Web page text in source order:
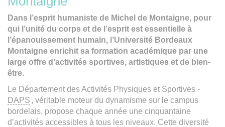
Dans l’esprit humaniste de Michel de Montaigne, pour
qui l’unité du corps et de l’esprit est essentielle à
l’épanouissement humain, l’Université Bordeaux
Montaigne enrichit sa formation académique par une
large offre d’activités sportives, artistiques et de bien-
être.
Le Département des Activités Physiques et Sportives -
DAPS , véritable moteur du dynamisme sur le campus
bordelais, propose chaque année une cinquantaine
d’activités accessibles à tous les niveaux. Cette diversité